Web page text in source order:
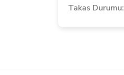
Takas Durumu: